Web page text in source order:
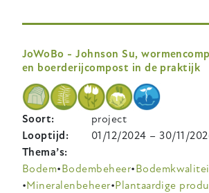
JoWoBo - Johnson Su,
en boerderijcompost in de praktijk
Soort
project
Looptijd
01/12/2024 –30/11/
Thema’s
Bodem Bodembeheer
Mineralenbeheer Plantaardige